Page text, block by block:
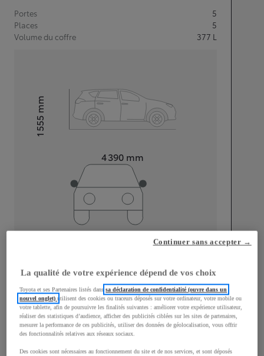
Portes
5
Places
5
Volume du coffre
377 L
4 390 mm
Hauteur1 555
mm
Consommation mixte
Consommation mixte 4,9L/100 km
Émissions CO2
110g/km
La qualité de votre expérience dépend de vos choix
Toyota et ses Partenaires listés danssa déclaration de confidentialité (ouvre dans un
nouvel onglet)utilisent des cookies ou traceurs déposés sur votre ordinateur, votre mobile ou
votre tablette, afin de poursuivre les finalités suivantes : améliorer votre expérience utilisateur,
réaliser des statistiques d’audience, afficher des publicités ciblées sur les sites de partenaires,
mesurer la performance de ces publicités, utiliser des données de géolocalisation, vous offrir
des fonctionnalités relatives aux réseaux sociaux.
Des cookies sont nécessaires au fonctionnement du site et de nos services, et sont déposés
Continuer sans accepter →